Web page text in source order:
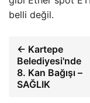
belli değil.
← Kartepe
Belediyesi'nde
8. Kan Bağışı –
SAĞLIK